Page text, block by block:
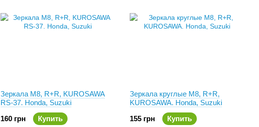
Зеркала М8, R+R, KUROSAWA
RS-37. Honda, Suzuki
160 грн
Купить
Зеркала круглые М8, R+R,
KUROSAWA. Honda, Suzuki
155 грн
Купить